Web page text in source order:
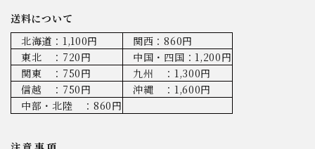
送料について
北海道：1,100円
関西：860円
東北 ：720円
中国・四国：1,200円
関東 ：750円
九州 ：1,300円
信越 ：750円
沖縄 ：1,600円
中部・北陸 ：860円